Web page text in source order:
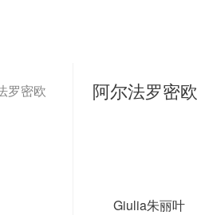
罗密欧 阿尔法罗密欧
Giulia朱丽叶